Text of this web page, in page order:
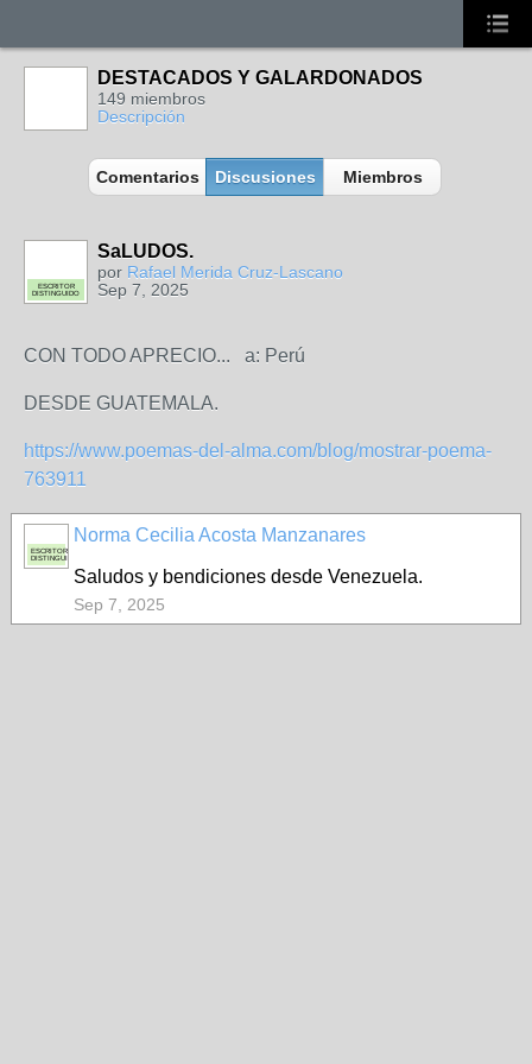
DESTACADOS Y GALARDONADOS
149 miembros
Descripción
Comentarios Discusiones Miembros
ESCRITOR
DISTINGUIDO
SaLUDOS.
por Rafael Merida Cruz-Lascano
Sep 7, 2025
CON TODO APRECIO... a: Perú
DESDE GUATEMALA.
https://www.poemas-del-alma.com/blog/mostrar-poema-
763911
ESCRITORA
DISTINGUIDA
Norma Cecilia Acosta Manzanares
Saludos y bendiciones desde Venezuela.
Sep 7, 2025